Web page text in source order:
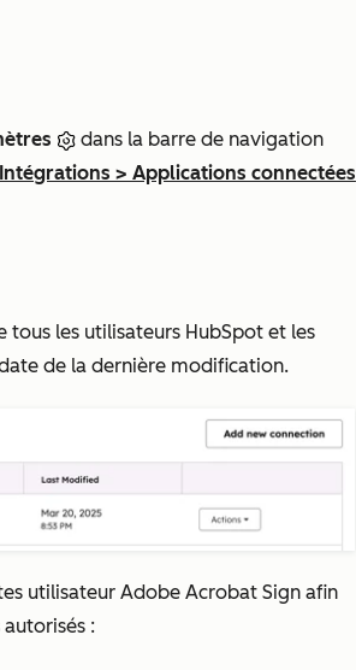
dans la barre de navigation
Intégrations > Applications connectées
tous les utilisateurs HubSpot et les
de la dernière modification.
utilisateur Adobe Acrobat Sign afin
autorisés :